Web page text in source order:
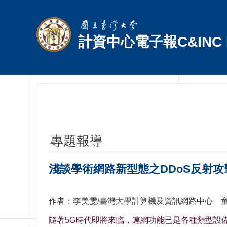
計資中心電子報
專題報導
淺談學術網路新型態之DDoS反射攻
作者：李美雯/臺灣大學計算機及資訊網路中心
隨著5G時代即將來臨，連網功能已是各種類型